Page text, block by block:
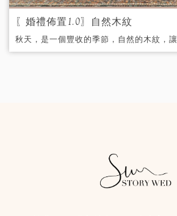
〖婚禮佈置1.0〗自然木紋
秋天，是一個豐收的季節，自然的木紋，讓
婚禮佈置帶你走進溫暖的愛情森林。